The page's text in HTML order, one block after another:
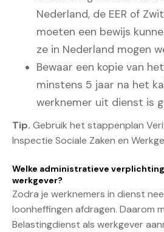
Nederland, de EER of
moeten een bewijs
ze in Nederland mogen
Bewaar een kopie van
minstens 5 jaar na het
werknemer uit dienst is
Tip. Gebruik het stappenplan
Inspectie Sociale Zaken en
Welke administratieve
werkgever?
Zodra je werknemers in dienst
loonheffingen afdragen. Daarom
Belastingdienst als werkgever